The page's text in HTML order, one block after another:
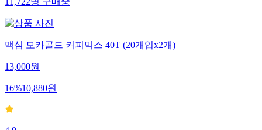
맥심 모카골드 커피믹스 40T (20개입x2개)
13,000원
16%10,880원